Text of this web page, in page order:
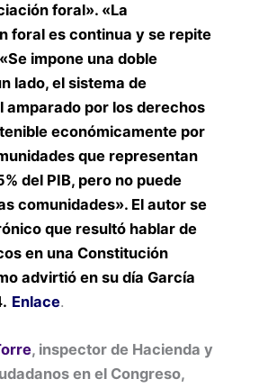
foral». «La
foral es continua y se repite
impone una doble
lado, el sistema de
amparado por los derechos
económicamente por
que representan
del PIB, pero no puede
comunidades». El autor se
que resultó hablar de
en una Constitución
advirtió en su día García
Enlace.
, inspector de Hacienda y
en el Congreso,